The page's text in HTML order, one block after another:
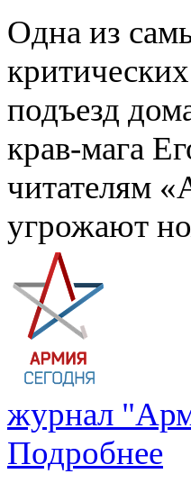
Одна из
подъезд
крав-мага
читателям
угрожают
журнал
Подробнее